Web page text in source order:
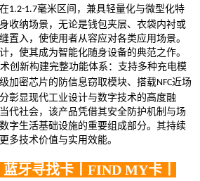
1.2-1.7毫米区间，兼具轻量化与微型化特
收纳场景，无论是钱包夹层、衣袋内衬或
置入，使使用者从容应对各类应用场景。
，使其成为智能化随身设备的典范之作。
创新构建完整功能体系：支持多种充电模
加密芯片的防信息窃取模块、搭载NFC近场
彰显现代工业设计与数字技术的高度融
代社会，该产品凭借其安全防护机制与场
字生活基础设施的重要组成部分。其持续
多技术价值与实用效能。
蓝牙寻找卡 丨FIND MY卡丨